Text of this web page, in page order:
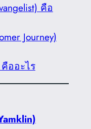
คือ
Journey)
ออะไร